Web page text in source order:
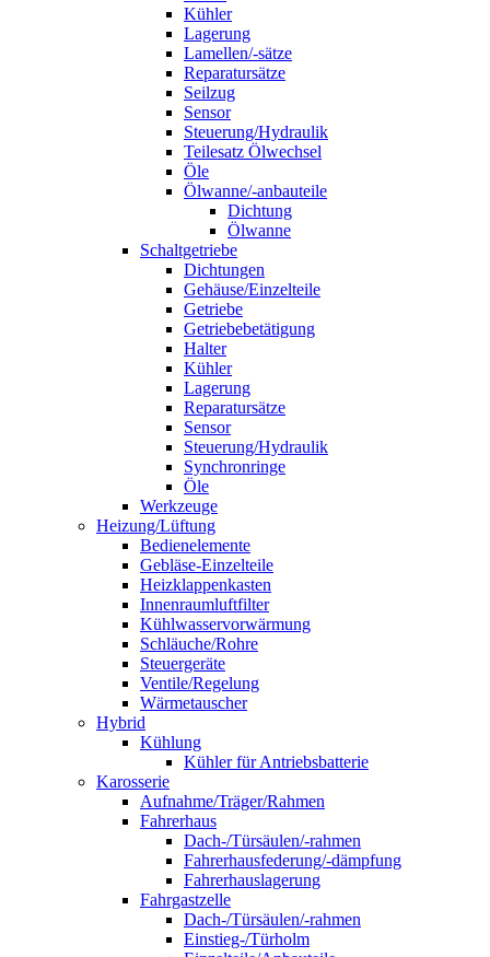
Kühler
Lagerung
Lamellen/-sätze
Reparatursätze
Seilzug
Sensor
Steuerung/Hydraulik
Teilesatz Ölwechsel
Öle
Ölwanne/-anbauteile
Dichtung
Ölwanne
Schaltgetriebe
Dichtungen
Gehäuse/Einzelteile
Getriebe
Getriebebetätigung
Halter
Kühler
Lagerung
Reparatursätze
Sensor
Steuerung/Hydraulik
Synchronringe
Öle
Werkzeuge
Heizung/Lüftung
Bedienelemente
Gebläse-Einzelteile
Heizklappenkasten
Innenraumluftfilter
Kühlwasservorwärmung
Schläuche/Rohre
Steuergeräte
Ventile/Regelung
Wärmetauscher
Hybrid
Kühlung
Kühler für Antriebsbatterie
Karosserie
Aufnahme/Träger/Rahmen
Fahrerhaus
Dach-/Türsäulen/-rahmen
Fahrerhausfederung/-dämpfung
Fahrerhauslagerung
Fahrgastzelle
Dach-/Türsäulen/-rahmen
Einstieg-/Türholm